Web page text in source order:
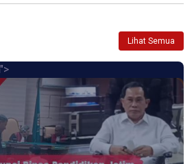
Lihat Semua